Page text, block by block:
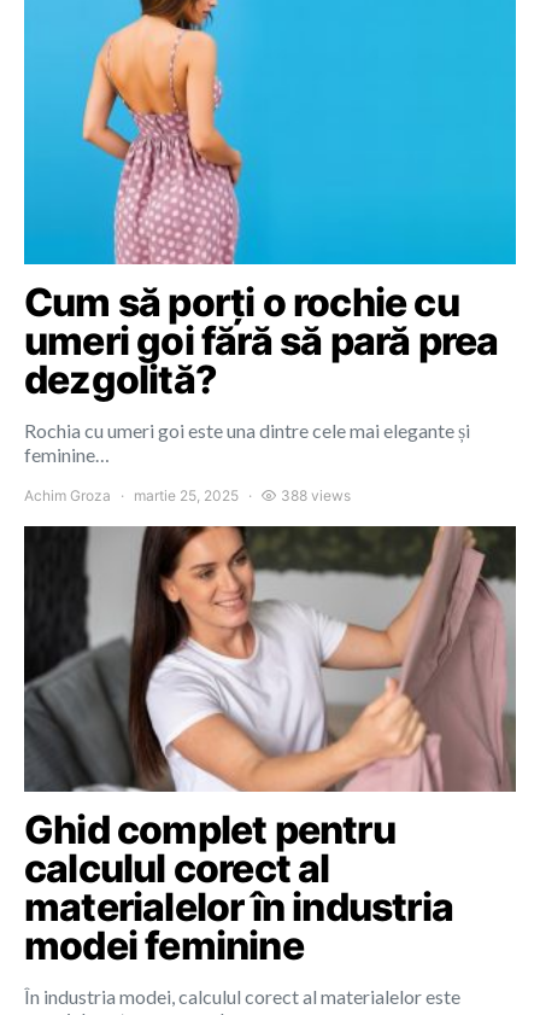
Cum să porți o rochie cu
umeri goi fără să pară prea
dezgolită?
Rochia cu umeri goi este una dintre cele mai elegante și
feminine…
Achim Groza martie 25, 2025 388 views
Ghid complet pentru
calculul corect al
materialelor în industria
modei feminine
În industria modei, calculul corect al materialelor este